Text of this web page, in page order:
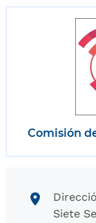
Comisión
Siete